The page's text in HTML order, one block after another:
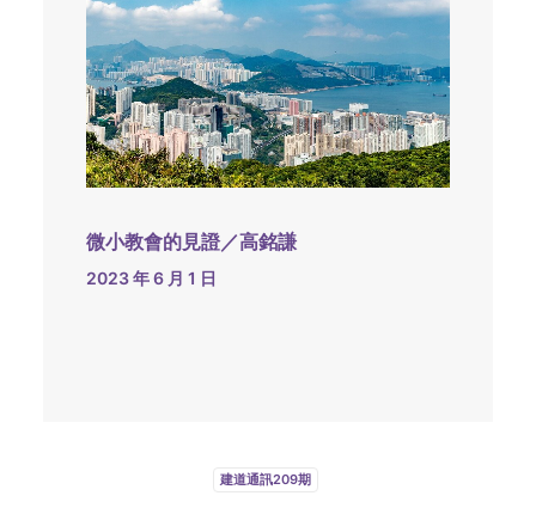
微小教會的見證／高銘謙
2023 年 6 月 1 日
建道通訊209期